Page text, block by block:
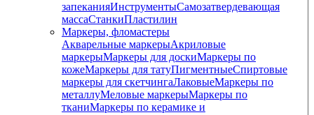
запеканияИнструментыСамозатвердевающая
массаСтанкиПластилин
Маркеры, фломастеры
Акварельные маркерыАкриловые
маркерыМаркеры для доскиМаркеры по
кожеМаркеры для татуПигментныеCпиртовые
маркеры для скетчингаЛаковыеМаркеры по
металлуМеловые маркерыМаркеры по
тканиМаркеры по керамике и